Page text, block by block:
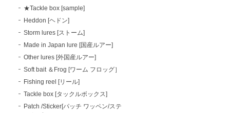
★Tackle box [sample]
Heddon [ヘドン]
Storm lures [ストーム]
Made in Japan lure [国産ルアー]
Other lures [外国産ルアー]
Soft bait ＆Frog [ワーム フロッグ］
Fishing reel [リール]
Tackle box [タックルボックス]
Patch /Sticker[パッチ ワッペン/ステ